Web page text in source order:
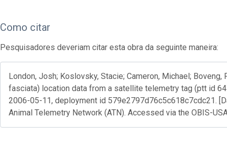
Como citar
Pesquisadores deveriam citar esta obra da seguinte maneira:
London, Josh; Koslovsky, Stacie; Cameron, Michael;
fasciata) location data from a satellite telemetry tag (ptt id
2006-05-11, deployment id 579e2797d76c5c618c7cdc21.
Animal Telemetry Network (ATN). Accessed via the OBIS-